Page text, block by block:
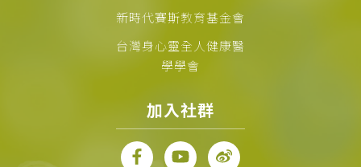
新時代賽斯教育基金會
台灣身心靈全人健康醫
學學會
加入社群